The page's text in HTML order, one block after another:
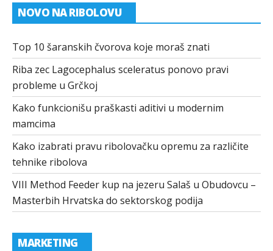
NOVO NA RIBOLOVU
Top 10 šaranskih čvorova koje moraš znati
Riba zec Lagocephalus sceleratus ponovo pravi
probleme u Grčkoj
Kako funkcionišu praškasti aditivi u modernim
mamcima
Kako izabrati pravu ribolovačku opremu za različite
tehnike ribolova
VIII Method Feeder kup na jezeru Salaš u Obudovcu –
Masterbih Hrvatska do sektorskog podija
MARKETING